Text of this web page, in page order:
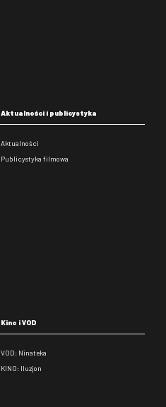
Aktualności i publicystyka
Aktualności
Publicystyka filmowa
Kino i VOD
VOD: Ninateka
KINO: Iluzjon